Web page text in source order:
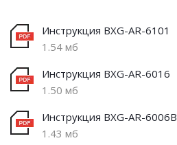
Инструкция BXG-AR-6101
1.54 мб
Инструкция BXG-AR-6016
1.50 мб
Инструкция BXG-AR-6006B
1.43 мб